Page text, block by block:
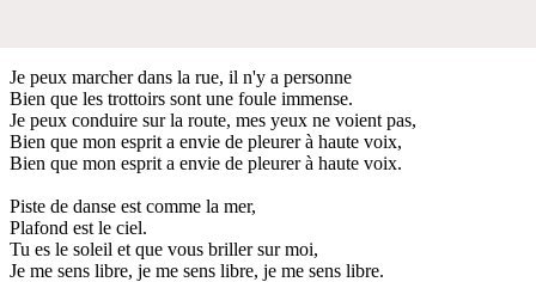
Je peux marcher dans la rue, il n'y a personne
Bien que les trottoirs sont une foule immense.
Je peux conduire sur la route, mes yeux ne voient pas,
Bien que mon esprit a envie de pleurer à haute voix,
Bien que mon esprit a envie de pleurer à haute voix.
Piste de danse est comme la mer,
Plafond est le ciel.
Tu es le soleil et que vous briller sur moi,
Je me sens libre, je me sens libre, je me sens libre.